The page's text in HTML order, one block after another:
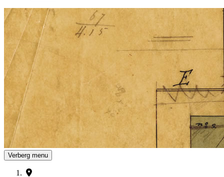
Drents Archief
Verberg menu